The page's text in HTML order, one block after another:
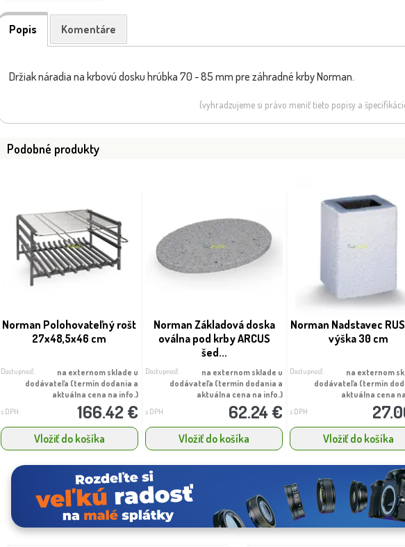
Popis Komentáre
Držiak náradia na krbovú dosku hrúbka 70 - 85 mm pre záhradné krby Norman.
(vyhradzujeme si právo meniť tieto popisy a
Podobné produkty
Norman Polohovateľný rošt
27x48,5x46 cm
Dostupnosť:
na externom sklade u
dodávateľa (termín dodania a
aktuálna cena na info.)
s DPH 166.42 €
Vložiť do košíka
Norman Základová doska
oválna pod krby ARCUS
šed...
Dostupnosť:
na externom sklade u
dodávateľa (termín dodania a
aktuálna cena na info.)
s DPH 62.24 €
Vložiť do košíka
Norman Nadstavec
výška 30 cm
Dostupnosť:
na externom
dodávateľa (termín
aktuálna cena
s DPH
Vložiť do košíka